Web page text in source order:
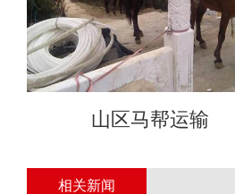
山区马帮运输
相关新闻